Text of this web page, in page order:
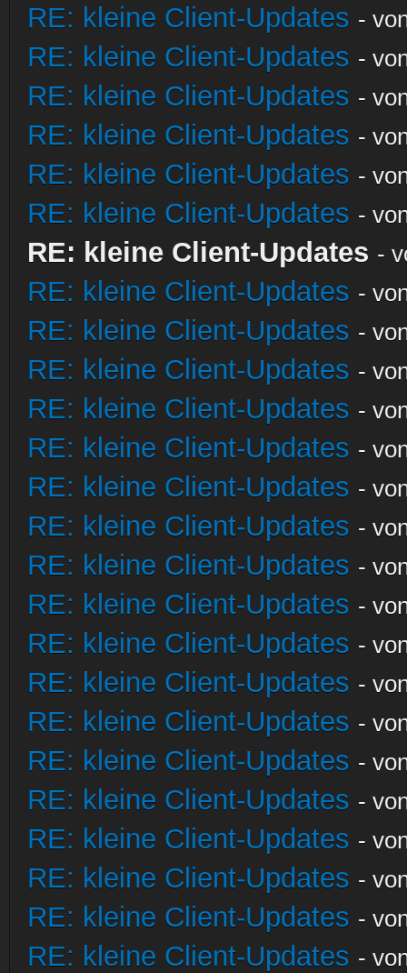
RE: kleine Client-Updates -
RE: kleine Client-Updates -
RE: kleine Client-Updates -
RE: kleine Client-Updates -
RE: kleine Client-Updates -
RE: kleine Client-Updates -
RE: kleine Client-Updates -
RE: kleine Client-Updates -
RE: kleine Client-Updates -
RE: kleine Client-Updates -
RE: kleine Client-Updates -
RE: kleine Client-Updates -
RE: kleine Client-Updates -
RE: kleine Client-Updates -
RE: kleine Client-Updates -
RE: kleine Client-Updates -
RE: kleine Client-Updates -
RE: kleine Client-Updates -
RE: kleine Client-Updates -
RE: kleine Client-Updates -
RE: kleine Client-Updates -
RE: kleine Client-Updates -
RE: kleine Client-Updates -
RE: kleine Client-Updates -
RE: kleine Client-Updates -